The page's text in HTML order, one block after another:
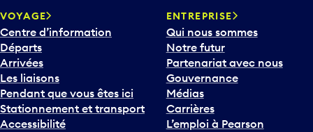
VOYAGE
Centre d’information
Départs
Arrivées
Les liaisons
Pendant que vous êtes ici
Stationnement et transport
Accessibilité
ENTREPRISE
Qui nous sommes
Notre futur
Partenariat avec nous
Gouvernance
Médias
Carrières
L’emploi à Pearson